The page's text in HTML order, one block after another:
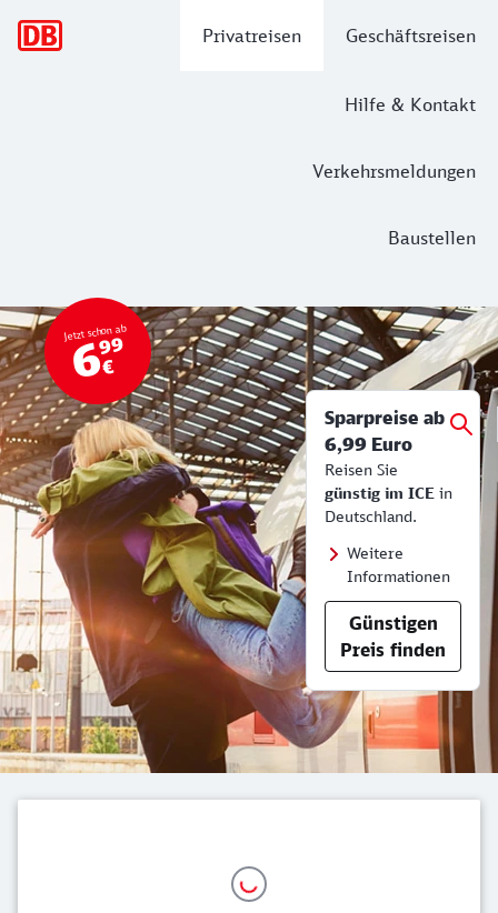
Privatreisen Geschäftsreisen
Hilfe & Kontakt
Verkehrsmeldungen
Baustellen
Bahn Tickets & Services
Top Angebot
Jetzt schon ab
699
€
Sparpreise ab
6,99 Euro
Reisen Sie
günstig im ICE in
Deutschland.
Weitere
Informationen
Günstigen
Preis finden